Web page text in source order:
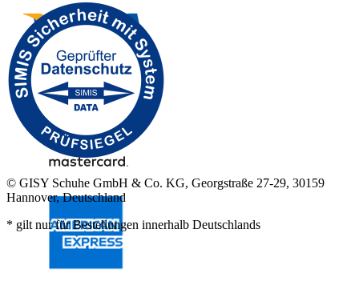
© GISY Schuhe GmbH & Co. KG, Georgstraße 27-29, 30159
Hannover, Deutschland
* gilt nur für Bestellungen innerhalb Deutschlands